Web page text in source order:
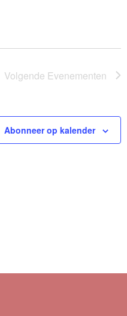
Volgende Evenementen
Abonneer op kalender